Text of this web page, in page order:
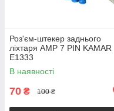
Роз'єм-штекер заднього
ліхтаря AMP 7 PIN KAMAR
E1333
В наявності
70 ₴ 100 ₴